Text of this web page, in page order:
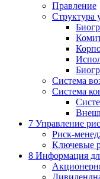
Правление
Структура
Система
Система
7 Управление
Риск-
Ключевые
8 Информация